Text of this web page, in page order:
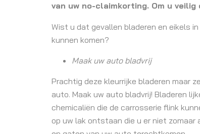
van uw no-claimkorting. Om u
Wist u dat gevallen bladeren en eikels
kunnen komen?
Maak uw auto bladvrij
Prachtig deze kleurrijke bladeren maar
auto. Maak uw auto bladvrij! Bladeren
chemicaliën die de carrosserie flink
op uw lak ontstaan die u er niet